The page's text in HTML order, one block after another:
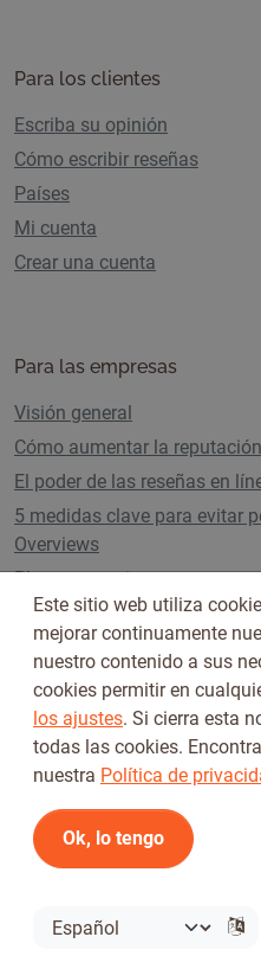
Para los clientes
Escriba su opinión
Cómo escribir reseñas
Países
Mi cuenta
Crear una cuenta
Para las empresas
Visión general
Cómo aumentar la
El poder de las reseñas en
5 medidas clave para evitar
Overviews
Planes y precios
Síguenos en
© 2026 Tickiwi - Todos
Este sitio web utiliza
mejorar continuamente
nuestro contenido a sus
cookies permitir en
los ajustes. Si cierra esta
todas las cookies.
nuestra Política de
Ok, lo tengo